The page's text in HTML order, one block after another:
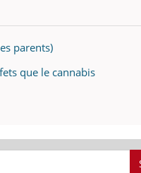
parents)
que le cannabis